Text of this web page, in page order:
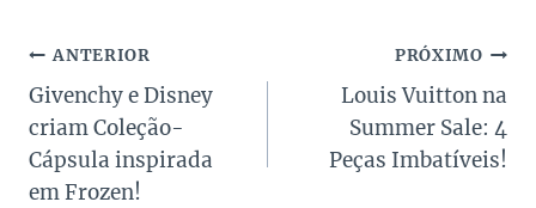
Navegação
de
Post
ANTERIOR
Givenchy e Disney
criam Coleção-
Cápsula inspirada
em Frozen!
PRÓXIMO
Louis Vuitton na
Summer Sale: 4
Peças Imbatíveis!